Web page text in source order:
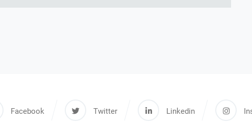
Facebook Twitter Linkedin